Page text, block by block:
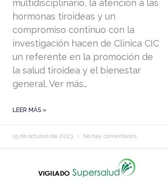
multidisciplinario, la atención a las
hormonas tiroideas y un
compromiso continuo con la
investigación hacen de Clínica CIC
un referente en la promoción de
la salud tiroidea y el bienestar
general. Ver más…
LEER MÁS »
15 de octubre de 2023 No hay comentarios